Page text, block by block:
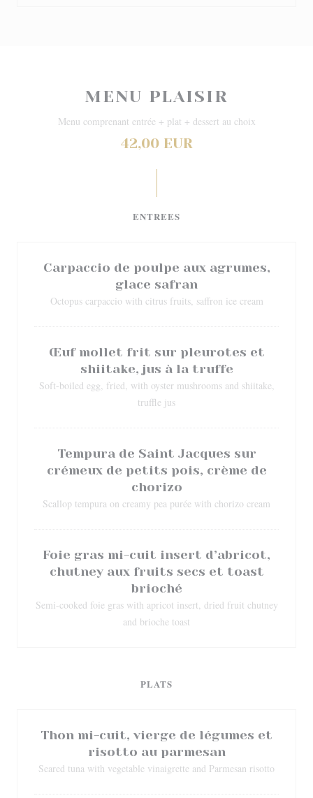
MENU PLAISIR
Menu comprenant entrée + plat + dessert au choix
42,00 EUR
ENTREES
Carpaccio de poulpe aux agrumes,
glace safran
Octopus carpaccio with citrus fruits, saffron ice cream
Œuf mollet frit sur pleurotes et
shiitake, jus à la truffe
Soft-boiled egg, fried, with oyster mushrooms and shiitake,
truffle jus
Tempura de Saint Jacques sur
crémeux de petits pois, crème de
chorizo
Scallop tempura on creamy pea purée with chorizo cream
Foie gras mi-cuit insert d’abricot,
chutney aux fruits secs et toast
brioché
Semi-cooked foie gras with apricot insert, dried fruit chutney
and brioche toast
PLATS
Thon mi-cuit, vierge de légumes et
risotto au parmesan
Seared tuna with vegetable vinaigrette and Parmesan risotto